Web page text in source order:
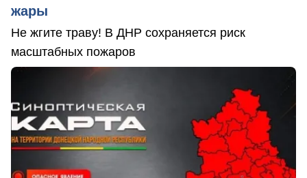
жары
Не жгите траву! В ДНР сохраняется риск
масштабных пожаров